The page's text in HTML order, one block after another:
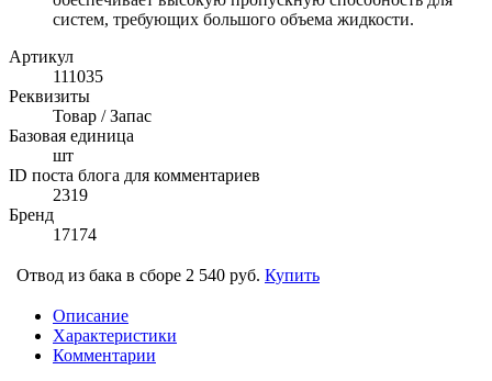
систем, требующих большого объема жидкости.
Артикул
111035
Реквизиты
Товар / Запас
Базовая единица
шт
ID поста блога для комментариев
2319
Бренд
17174
Отвод из бака в сборе 2 540 руб. Купить
Описание
Характеристики
Комментарии